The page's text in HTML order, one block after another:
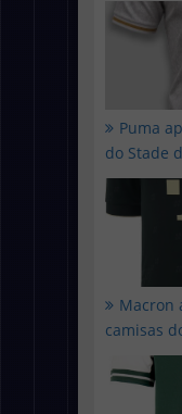
Puma
do Stade
Macron
camisas